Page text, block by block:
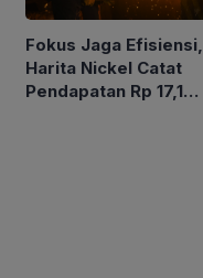
Fokus Jaga Efisiensi,
Harita Nickel Catat
Pendapatan Rp 17,1